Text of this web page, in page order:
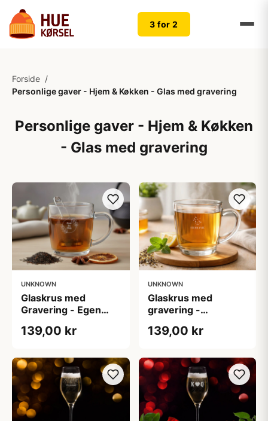
3 for 2
Forside /
Personlige gaver - Hjem & Køkken - Glas med gravering
Personlige gaver - Hjem & Køkken
- Glas med gravering
UNKNOWN
Glaskrus med
Gravering - Egen
139,00 kr
UNKNOWN
Glaskrus med
gravering -
139,00 kr